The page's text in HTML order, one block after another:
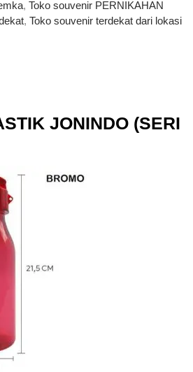
, Toko souvenir PERNIKAHAN
, Toko souvenir terdekat dari lokasi
JONINDO (SERI